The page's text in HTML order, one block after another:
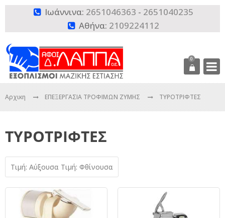
 Ιωάννινα: 2651046363 - 2651040235
 Αθήνα: 2109224112
0
Αρχικη ΕΠΕΞΕΡΓΑΣΙΑ ΤΡΟΦΙΜΩΝ ΖΥΜΗΣ ΤΥΡΟΤΡΙΦΤΕΣ
ΤΥΡΟΤΡΙΦΤΕΣ
Τιμή: Αύξουσα Τιμή: Φθίνουσα